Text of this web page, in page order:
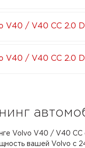
V40 / V40 CC 2.0
V40 / V40 CC 2.0
Volvo V40 / V40 CC
вашей Volvo с